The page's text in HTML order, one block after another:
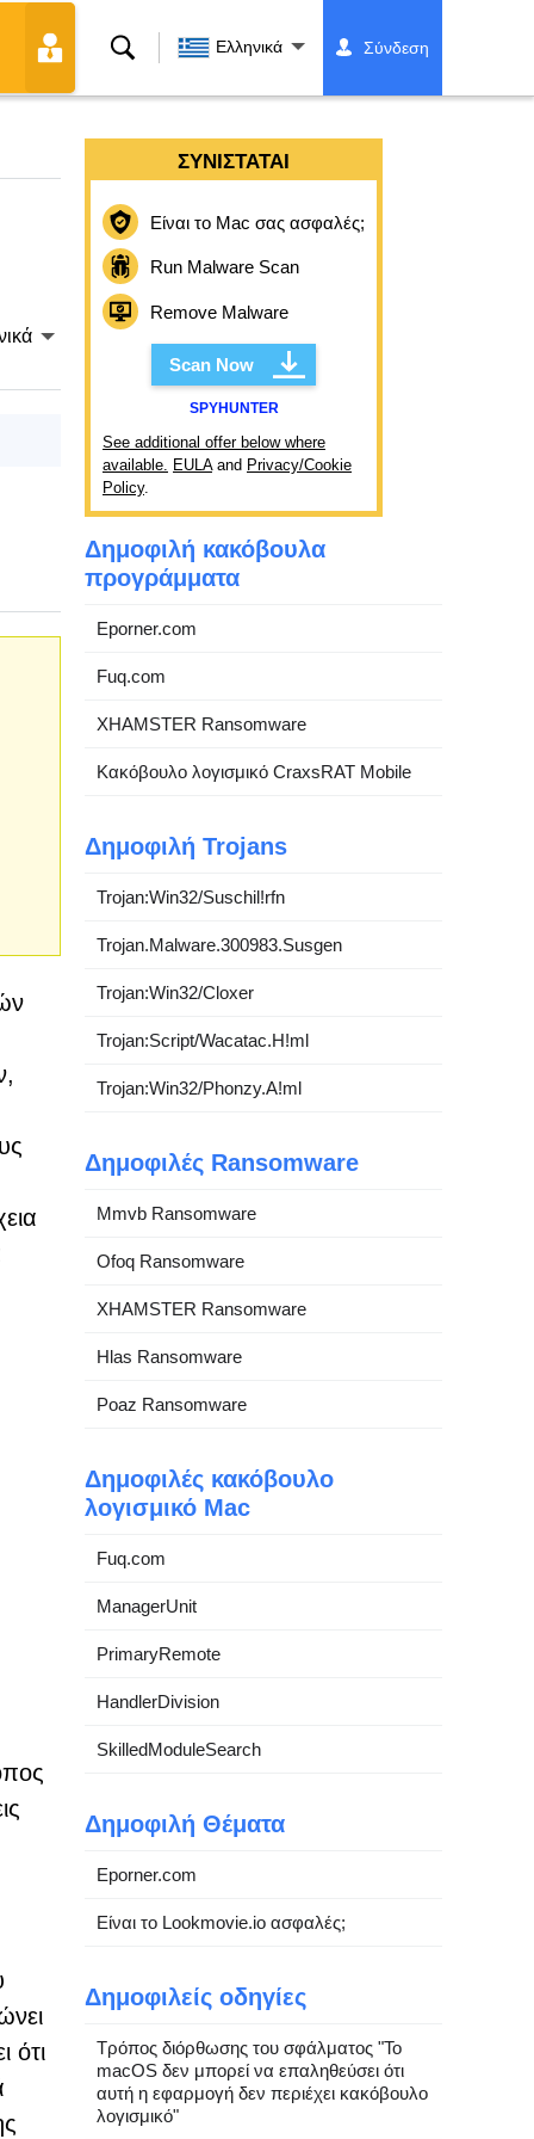
Αναζήτηση Ελληνικά Σύνδεση
ότι
ΣΥΝΙΣΤΆΤΑΙ
Είναι το Mac σας ασφαλές;
Run Malware Scan
Remove Malware
Scan Now
SPYHUNTER
See additional offer below where
available. EULAand Privacy/Cookie
Policy.
Δημοφιλή κακόβουλα
προγράμματα
Eporner.com
Fuq.com
XHAMSTER Ransomware
Κακόβουλο λογισμικό CraxsRAT Mobile
Δημοφιλή Trojans
Trojan:Win32/Suschil!rfn
Trojan.Malware.300983.Susgen
Trojan:Win32/Cloxer
Trojan:Script/Wacatac.H!ml
Trojan:Win32/Phonzy.A!ml
Δημοφιλές Ransomware
Mmvb Ransomware
Ofoq Ransomware
XHAMSTER Ransomware
Hlas Ransomware
Poaz Ransomware
Δημοφιλές κακόβουλο
λογισμικό Mac
Fuq.com
ManagerUnit
PrimaryRemote
HandlerDivision
SkilledModuleSearch
Δημοφιλή Θέματα
Eporner.com
Είναι το Lookmovie.io ασφαλές;
Δημοφιλείς οδηγίες
Τρόπος διόρθωσης του σφάλματος "Το
macOS δεν μπορεί να επαληθεύσει ότι
αυτή η εφαρμογή δεν περιέχει κακόβουλο
λογισμικό"